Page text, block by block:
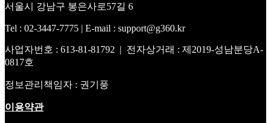
서울시 강남구 봉은사로57길 6
Tel : 02-3447-7775 | E-mail : support@g360.kr
사업자번호 : 613-81-81792 | 전자상거래 : 제2019-성남분당A-
0817호
정보관리책임자 : 권기풍
이용약관